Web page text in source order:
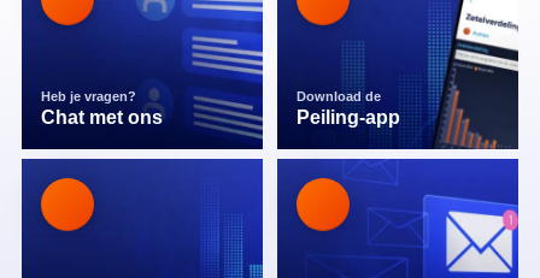
Heb je vragen?
Chat met ons
Download de
Peiling-app